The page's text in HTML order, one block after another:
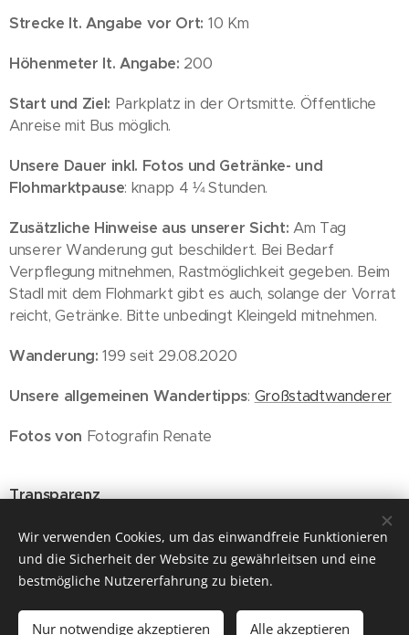
Strecke lt. Angabe vor Ort: 10 Km
Höhenmeter lt. Angabe: 200
Start und Ziel: Parkplatz in der Ortsmitte. Öffentliche
Anreise mit Bus möglich.
Unsere Dauer inkl. Fotos und Getränke- und
Flohmarktpause: knapp 4 ¼ Stunden.
Zusätzliche Hinweise aus unserer Sicht: Am Tag
unserer Wanderung gut beschildert. Bei Bedarf
Verpflegung mitnehmen, Rastmöglichkeit gegeben. Beim
Stadl mit dem Flohmarkt gibt es auch, solange der Vorrat
reicht, Getränke. Bitte unbedingt Kleingeld mitnehmen.
Wanderung: 199 seit 29.08.2020
Unsere allgemeinen Wandertipps: Großstadtwanderer
Fotos von Fotografin Renate
Transparenz
Wien, 27.10.2022
Wir verwenden Cookies, um das einwandfreie Funktionieren
und die Sicherheit der Website zu gewährleitsen und eine
bestmögliche Nutzererfahrung zu bieten.
Nur notwendige akzeptieren Alle akzeptieren